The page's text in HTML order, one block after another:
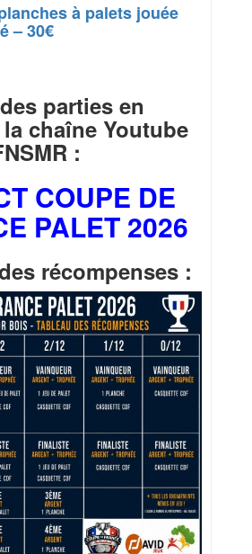
à palets jouée
– 30€
parties en
chaîne Youtube
:
COUPE DE
PALET 2026
récompenses :